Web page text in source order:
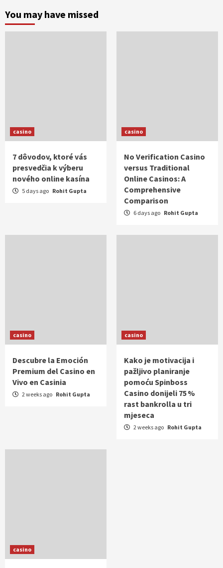
You may have missed
casino
7 dôvodov, ktoré vás
presvedčia k výberu
nového online kasína
5 days ago Rohit Gupta
casino
No Verification Casino
versus Traditional
Online Casinos: A
Comprehensive
Comparison
6 days ago Rohit Gupta
casino
Descubre la Emoción
Premium del Casino en
Vivo en Casinia
2 weeks ago Rohit Gupta
casino
Kako je motivacija i
pažljivo planiranje
pomoću Spinboss
Casino donijeli 75 %
rast bankrolla u tri
mjeseca
2 weeks ago Rohit Gupta
casino